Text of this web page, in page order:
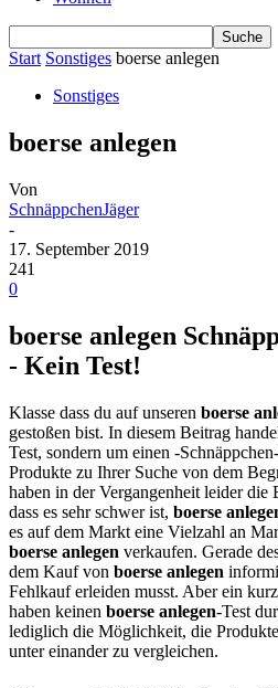
Start Sonstiges boerse anlegen
Sonstiges
boerse anlegen
Von
SchnäppchenJäger
-
17. September 2019
241
0
boerse anlegen
- Kein Test!
Klasse dass du auf unseren boerse
gestoßen bist. In diesem Beitrag
Test, sondern um einen -
Produkte zu Ihrer Suche von dem
haben in der Vergangenheit leider die
dass es sehr schwer ist, boerse
es auf dem Markt eine Vielzahl an
boerse anlegen verkaufen. Gerade
dem Kauf von boerse anlegen
Fehlkauf erleiden musst. Aber ein
haben keinen boerse anlegen-Test
lediglich die Möglichkeit, die
unter einander zu vergleichen.